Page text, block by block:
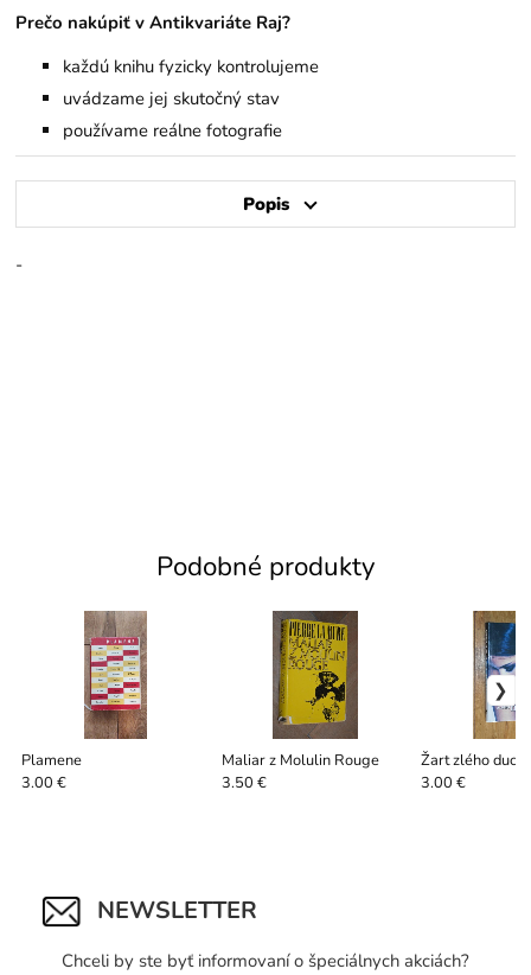
Prečo nakúpiť v Antikvariáte Raj?
každú knihu fyzicky kontrolujeme
uvádzame jej skutočný stav
používame reálne fotografie
Popis
-
Podobné produkty
Plamene
3.00 €
Maliar z Molulin Rouge
3.50 €
Žart zlého
3.00 €
NEWSLETTER
Chceli by ste byť informovaní o špeciálnych akciách?